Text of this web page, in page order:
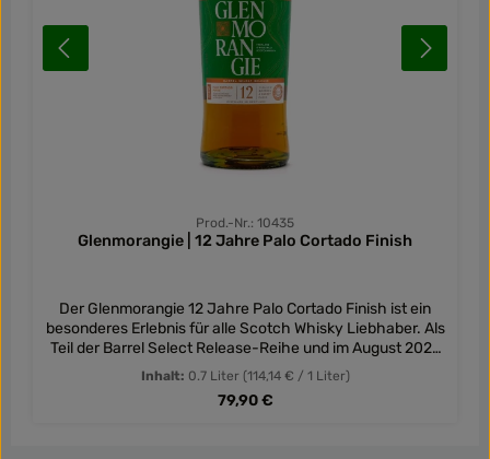
Prod.-Nr.: 10435
Glenmorangie | 12 Jahre Palo Cortado Finish
Der Glenmorangie 12 Jahre Palo Cortado Finish ist ein
besonderes Erlebnis für alle Scotch Whisky Liebhaber. Als
Teil der Barrel Select Release-Reihe und im August 2022
abgefüllt, bietet dieser Whisky eine einzigartige
Kombination aus Bourbon- und Sherryfassreifung, gefolgt
von einem vierjährigen Finish in seltenen Palo Cortado
Inhalt: 0.7 Liter (114,14 € / 1 Liter)
Regulärer Preis:
79,90 €